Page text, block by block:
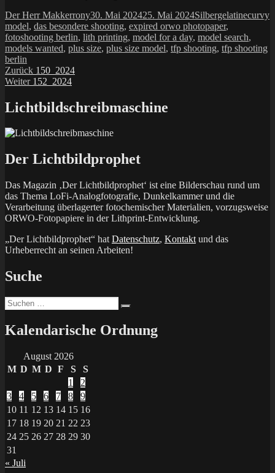
Autor
Der Herr MakkerronyVeröffentlicht
am
30. Mai 202425. Mai 2024Kategorien
Silbergelatinecurvy
model, das besondere shooting, expired orwo photopaper,
fotoshooting berlin, lith printing, model for a day, model search,
models wanted, plus size, plus size model, tfp shooting, tfp shooting
berlin
Beitragsnavigation
Zurück Vorheriger
Beitrag:
150_2024
Weiter Nächster
152_2024
Lichtbildschreibmaschine
Der Lichtbildprophet
Das Magazin ‚Der Lichtbildprophet‘ ist eine Bilderschau rund um
das Thema LoFi-Analogfotografie, Dunkelkammer und die
Verarbeitung überlagerter fotochemischer Materialien, vorzugsweise
ORWO-Fotopapiere in der Lithprint-Entwicklung.
„Der Lichtbildprophet“ hat Datenschutz, Kontakt und das
Urheberrecht an seinen Arbeiten!
Suche
Suchen
nach:
Kalendarische Ordnung
August 2026
M D M D F S
S
1
2
3
4 5 6 7 8
9
10 11 12 13 14 15 16
17 18 19 20 21 22 23
24 25 26 27 28 29 30
31
« Juli